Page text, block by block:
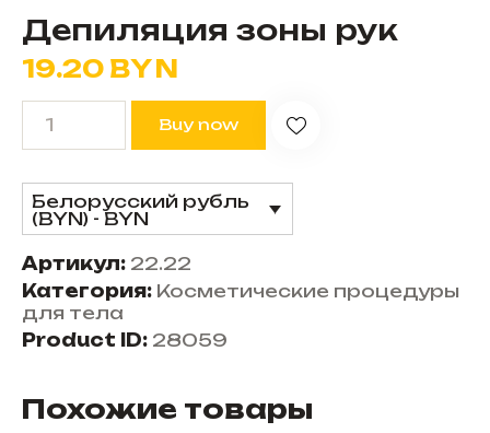
Депиляция зоны рук
19.20 BYN
Buy now
Белорусский рубль
(BYN) - BYN
Артикул: 22.22
Категория: Косметические процедуры
для тела
Product ID: 28059
Похожие товары